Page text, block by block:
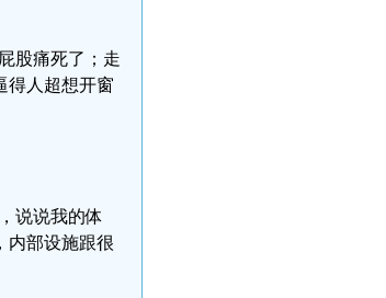
股痛死了；走
得人超想开窗
说说我的体
内部设施跟很